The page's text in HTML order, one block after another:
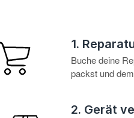
1.
Buche deine
packst und
2. Gerät